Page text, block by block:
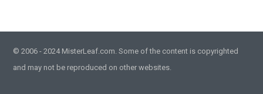
© 2006 - 2024 MisterLeaf.com. Some of the content is copyrighted
and may not be reproduced on other websites.